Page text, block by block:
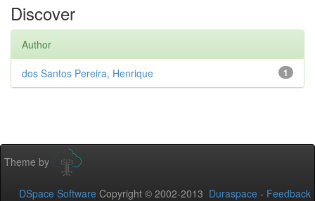
Discover
Author
1
dos Santos Pereira, Henrique
Theme by
DSpace Software Copyright © 2002-2013 Duraspace - Feedback